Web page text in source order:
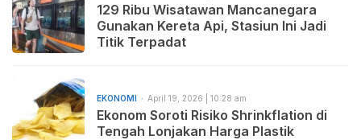
129 Ribu Wisatawan Mancanegara
Gunakan Kereta Api, Stasiun Ini Jadi
Titik Terpadat
EKONOMI April 19, 2026 | 10:28 am
Ekonom Soroti Risiko Shrinkflation di
Tengah Lonjakan Harga Plastik